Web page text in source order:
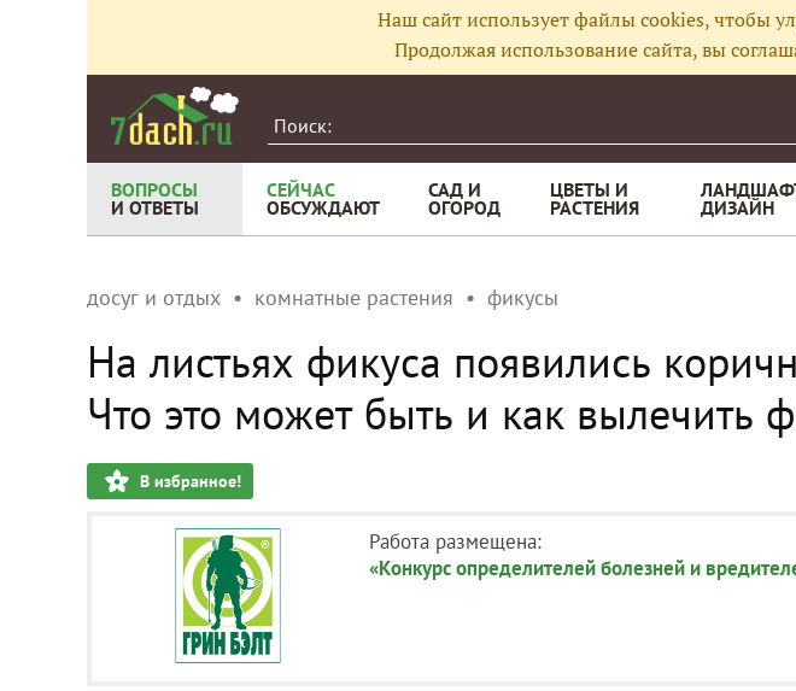
Наш сайт использует файлы cookies, чтобы
Продолжая использование сайта, вы
ВОПРОСЫ
И ОТВЕТЫ
СЕЙЧАС
ОБСУЖДАЮТ
САД И
ОГОРОД
ЦВЕТЫ И
РАСТЕНИЯ ДИЗАЙН
досуг и отдых комнатные растения фикусы
На листьях фикуса появились
Что это может быть и как вылечить
В избранное!
Работа размещена:
«Конкурс определителей болезней и